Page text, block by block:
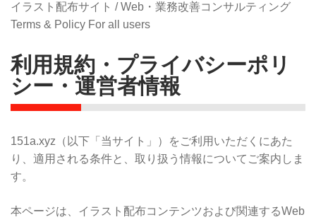
イラスト配布サイト / Web・業務改善コンサルティング
Terms & Policy For all users
利用規約・プライバシーポリ
シー・運営者情報
151a.xyz（以下「当サイト」）をご利用いただくにあた
り、適用される条件と、取り扱う情報についてご案内しま
す。
本ページは、イラスト配布コンテンツおよび関連するWeb